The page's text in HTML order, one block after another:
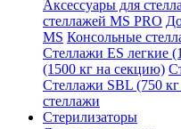
Аксессуары для
стеллажей MS PRO
MS Консольные
Стеллажи ES легкие
(1500 кг на секцию)
Стеллажи SBL (750
стеллажи
Стерилизаторы